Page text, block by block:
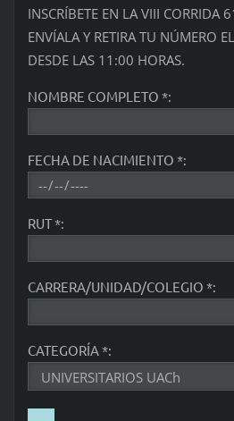
INSCRÍBETE EN LA VIII CORRIDA
ENVÍALA Y RETIRA TU NÚMERO
DESDE LAS 11:00 HORAS.
NOMBRE COMPLETO *:
FECHA DE NACIMIENTO *:
RUT *:
CARRERA/UNIDAD/COLEGIO *:
CATEGORÍA *: